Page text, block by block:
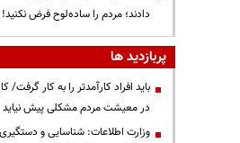
دادند؛ مردم را ساده‌لوح فرض نکنید!
پربازدید ها
باید افراد کارآمدتر را به کار گرفت/
در معیشت مردم مشکلی پیش نیاید